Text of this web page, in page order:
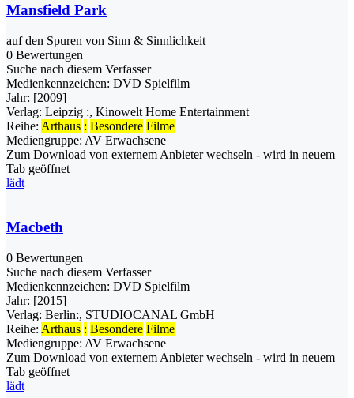
Mansfield Park
auf den Spuren von Sinn & Sinnlichkeit
0 Bewertungen
Suche nach diesem Verfasser
Medienkennzeichen: DVD Spielfilm
Jahr: [2009]
Verlag: Leipzig :, Kinowelt Home Entertainment
Reihe: Arthaus : Besondere Filme
Mediengruppe: AV Erwachsene
Zum Download von externem Anbieter wechseln - wird in neuem
Tab geöffnet
lädt
Macbeth
0 Bewertungen
Suche nach diesem Verfasser
Medienkennzeichen: DVD Spielfilm
Jahr: [2015]
Verlag: Berlin:, STUDIOCANAL GmbH
Reihe: Arthaus : Besondere Filme
Mediengruppe: AV Erwachsene
Zum Download von externem Anbieter wechseln - wird in neuem
Tab geöffnet
lädt